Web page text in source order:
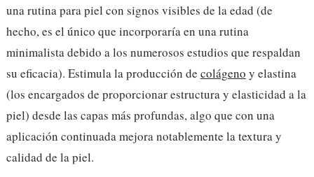
una rutina para piel con signos visibles de la edad (de
hecho, es el único que incorporaría en una rutina
minimalista debido a los numerosos estudios que respaldan
su eficacia). Estimula la producción de colágeno y elastina
(los encargados de proporcionar estructura y elasticidad a la
piel) desde las capas más profundas, algo que con una
aplicación continuada mejora notablemente la textura y
calidad de la piel.